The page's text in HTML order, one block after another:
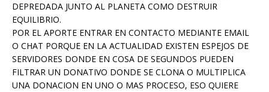
DEPREDADA JUNTO AL PLANETA COMO DESTRUIR
EQUILIBRIO.
POR EL APORTE ENTRAR EN CONTACTO MEDIANTE EMAIL
O CHAT PORQUE EN LA ACTUALIDAD EXISTEN ESPEJOS DE
SERVIDORES DONDE EN COSA DE SEGUNDOS PUEDEN
FILTRAR UN DONATIVO DONDE SE CLONA O MULTIPLICA
UNA DONACION EN UNO O MAS PROCESO, ESO QUIERE